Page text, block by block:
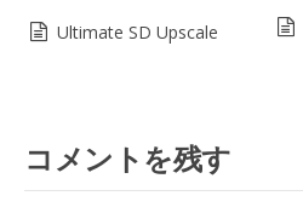
Ultimate SD Upscale
コメントを残す